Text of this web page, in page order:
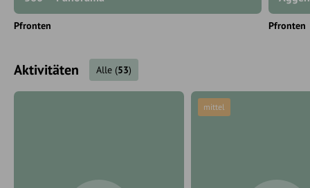
Pfronten Pfronten
Aktivitäten Alle (53)
mittel